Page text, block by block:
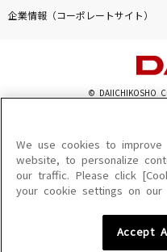
企業情報（コーポレートサイト）
© DAIICHIKOSHO
このサイトに掲載されている一切の文
を問わず、著作権法の定める範囲を超
を禁じます。
楽曲及びコンテンツは、機種によりご
楽曲及びコンテンツの配信日、配信内
We use cookies to improve
website, to personalize
our traffic. Please click
your cookie settings on our
Accept